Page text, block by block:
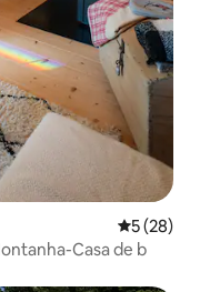
5 de uma
5 (28)
Casa de b